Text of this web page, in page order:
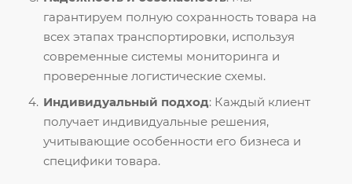
гарантируем полную сохранность товара на
всех этапах транспортировки, используя
современные системы мониторинга и
проверенные логистические схемы.
Индивидуальный подход: Каждый клиент
получает индивидуальные решения,
учитывающие особенности его бизнеса и
специфики товара.